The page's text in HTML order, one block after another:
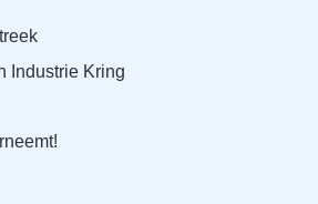
Industrie Kring